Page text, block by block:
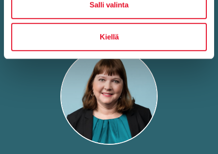
Salli valinta
Kiellä
010 758 5123